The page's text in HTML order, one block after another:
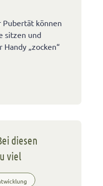
Pubertät können
sitzen und
Handy „zocken“
diesen
viel